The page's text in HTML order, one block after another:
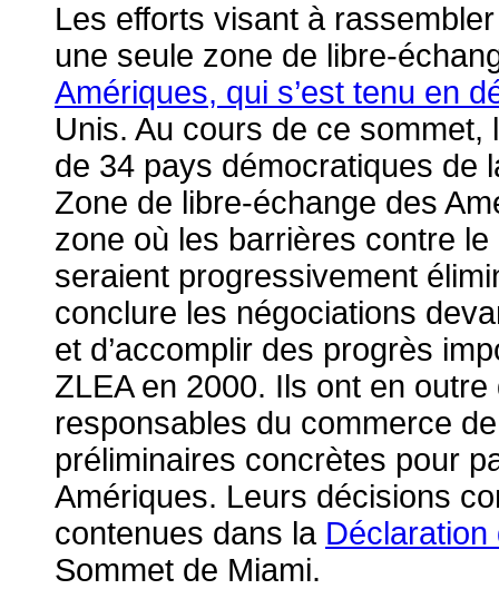
Les efforts visant à
une seule zone de libre-
Amériques, qui s’est tenu en
Unis. Au cours de ce sommet,
de 34 pays démocratiques de
Zone de libre-échange des
zone où les barrières contre
seraient progressivement
conclure les négociations
et d’accomplir des progrès
ZLEA en 2000. Ils ont en
responsables du commerce
préliminaires concrètes pour
Amériques. Leurs décisions
contenues dans la
Sommet de Miami.